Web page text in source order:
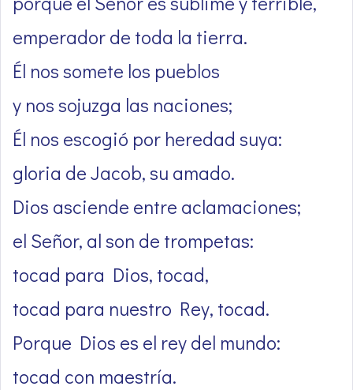
emperador de toda la tierra.
Él nos somete los pueblos
y nos sojuzga las naciones;
Él nos escogió por heredad suya:
gloria de Jacob, su amado.
Dios asciende entre aclamaciones;
el Señor, al son de trompetas:
tocad para Dios, tocad,
tocad para nuestro Rey, tocad.
Porque Dios es el rey del mundo:
tocad con maestría.